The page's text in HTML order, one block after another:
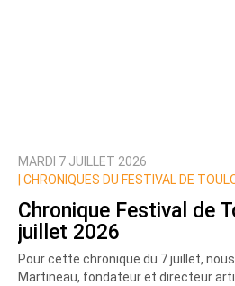
MARDI 7 JUILLET 2026
CHRONIQUES DU FESTIVAL DE
Chronique Festival de
juillet 2026
Pour cette chronique du 7 juillet,
Martineau, fondateur et directeur